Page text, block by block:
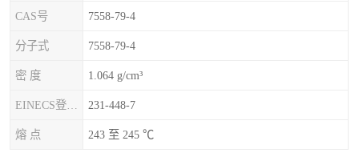
CAS号 7558-79-4
分子式 7558-79-4
密 度 1.064 g/cm³
231-448-7
熔 点 243 至 245 ℃